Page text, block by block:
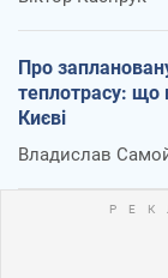
Про
теплотрасу: що
Києві
Владислав